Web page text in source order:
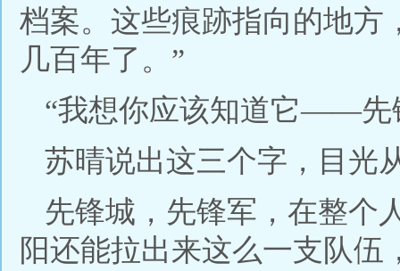
档案。这些痕跡指向的地方
几百年了。”
“我想你应该知道它——先
苏晴说出这三个字，目光
先锋城，先锋军，在整个
阳还能拉出来这么一支队